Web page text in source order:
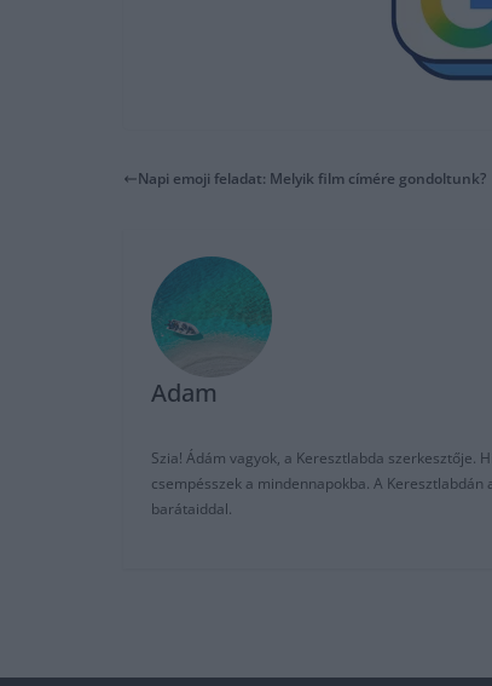
Napi emoji feladat: Melyik film címére gondoltunk?
Adam
Szia! Ádám vagyok, a Keresztlabda szerkesztője.
csempésszek a mindennapokba. A
barátaiddal.